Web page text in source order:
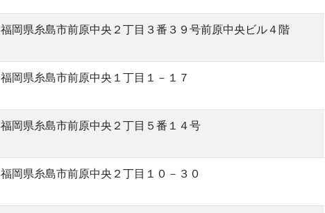
福岡県糸島市前原中央２丁目３番３９号前原中央ビル４階
福岡県糸島市前原中央１丁目１－１７
福岡県糸島市前原中央２丁目５番１４号
福岡県糸島市前原中央２丁目１０－３０